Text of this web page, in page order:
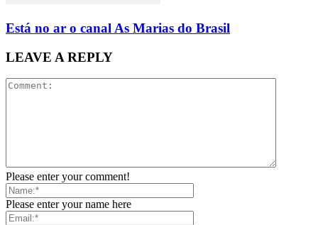
Está no ar o canal As Marias do Brasil
LEAVE A REPLY
Please enter your comment!
Please enter your name here